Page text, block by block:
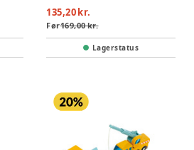
135,20 kr.
Før169,00 kr.
Lagerstatus